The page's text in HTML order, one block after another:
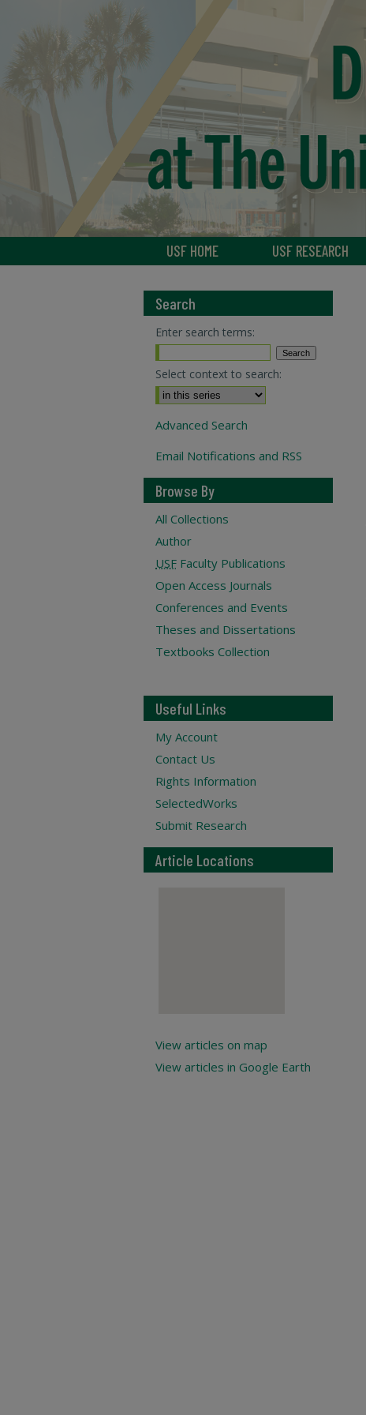
USF HOME USF RESEARCH
Search
Enter search terms:
Select context to search:
Advanced Search
Email Notifications and RSS
Browse By
All Collections
Author
USF Faculty Publications
Open Access Journals
Conferences and Events
Theses and Dissertations
Textbooks Collection
Useful Links
My Account
Contact Us
Rights Information
SelectedWorks
Submit Research
Article Locations
View articles on map
View articles in Google Earth